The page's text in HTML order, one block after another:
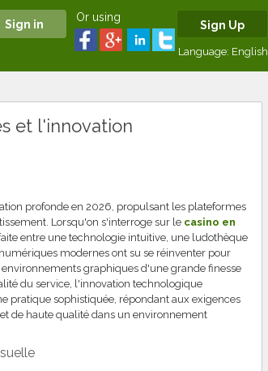
Or using
Sign Up
Language: English
et l'innovation
profonde en 2026, propulsant les plateformes
Lorsqu'on s'interroge sur le casino en
entre une technologie intuitive, une ludothèque
modernes ont su se réinventer pour
graphiques d'une grande finesse
du service, l'innovation technologique
pratique sophistiquée, répondant aux exigences
de haute qualité dans un environnement